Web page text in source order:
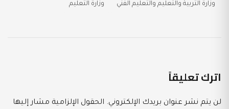
وزارة التربية والتعليم والتعليم الفني وزارة التعليم
اترك تعليقاً
لن يتم نشر عنوان بريدك الإلكتروني. الحقول الإلزامية مشار إليها